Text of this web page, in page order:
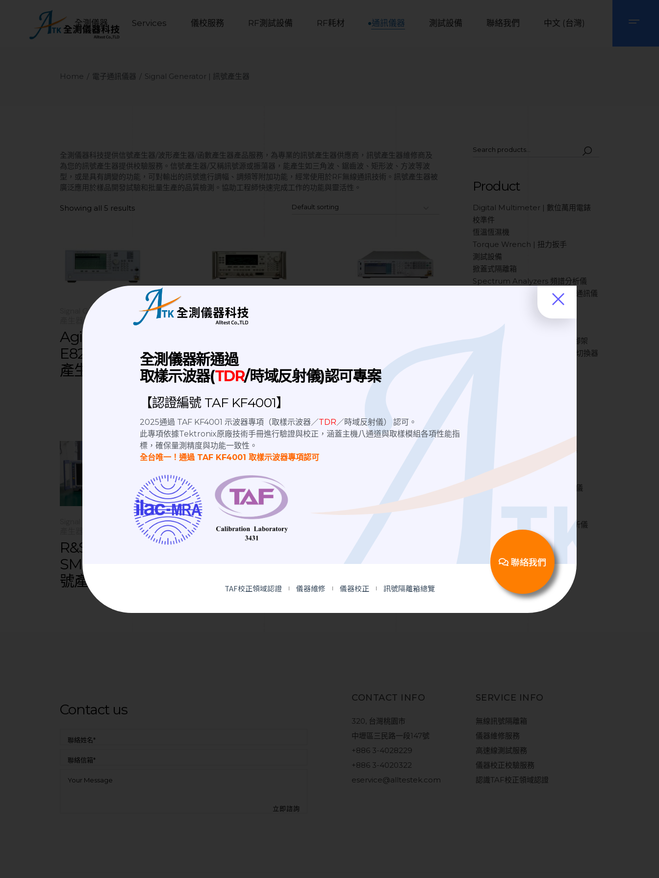
全測儀器 Services 儀校服務 RF測試設備 RF耗材 通訊儀器 測試設備 聯絡我們 中文 (台灣)
Home 電子通訊儀器 Signal Generator | 訊號產生器
全測儀器科技提供信號產生器/波形產生器/函數產生器產品服務，為專業的訊號產生器供應商，訊號產生器維修商及
為您的訊號產生器提供校驗服務。信號產生器/又稱訊號源或振蕩器，能產生如三角波、鋸齒波、矩形波、方波等波
型，或是具有調變的功能，可對輸出的訊號進行調幅、調頻等附加功能，經常使用於RF無線通訊技術。訊號產生器被
廣泛應用於樣品開發試驗和批量生產的品質檢測。協助工程師快速完成工作的功能與靈活性。
Showing all 5 results Default sorting
Agilent
E8247C 信號
產生器
Signal Generator | 訊號
信號產生器
Signal Generator | 訊號
產生器
N5181B 信號
產生器
R&S
SMU200A 信
號產生器
Signal Generator | 訊號
Tektronix
Signal Generator | 訊號
產生器
Product
Digital Multimeter | 數位萬用電錶
校準件
恆溫恆濕機
Torque Wrench | 扭力扳手
測試設備
掀蓋式隔離箱
Spectrum Analyzers 頻譜分析儀
Optical Communication | 光通訊儀
RF測試設備
Horn Antenna Tripod | 天線腳架
Coaxial Switch | 射頻微波同軸切換器
Oscilloscope | 示波器
Signal Generator | 訊號產生器
Attenuator | 衰減器
5G 毫米波測試室
Network Analyzer | 網路分析儀
Spectrum Analyzer | 綜合分析儀
DC Block｜直流阻隔器
RF Cable | 同軸電纜
RF Adapter | 高頻轉接頭
日本潤工社 Junflon MWX
Contact us
CONTACT INFO
320, 台灣桃園市
中壢區三民路一段147號
+886 3-4028229
+886 3-4020322
eservice@alltestek.com
SERVICE INFO
無線訊號隔離箱
儀器維修服務
高速線測試服務
儀器校正校驗服務
認識TAF校正領域認證
全測儀器新通過
取樣示波器(TDR/時域反射儀)認可專案
【認證編號 TAF KF4001】
2025通過 TAF KF4001 示波器專項（取樣示波器／TDR ／時域反射儀） 認可。
此專項依據Tektronix原廠技術手冊進行驗證與校正，涵蓋主機八通道與取樣模組各項性能指
標，確保量測精度與功能一致性。
全台唯一！通過 TAF KF4001 取樣示波器專項認可
TAF校正領域認證 儀器維修 儀器校正 訊號隔離箱總覽
聯絡我們